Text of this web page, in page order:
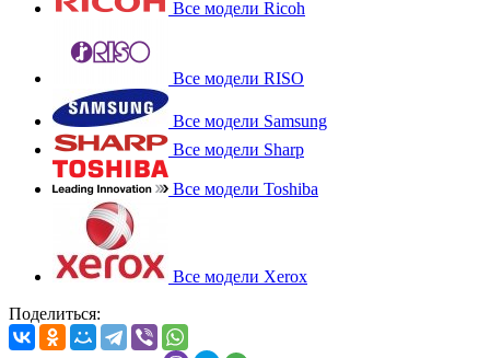
Все модели Ricoh
Все модели RISO
Все модели Samsung
Все модели Sharp
Все модели Toshiba
Все модели Xerox
Поделиться: